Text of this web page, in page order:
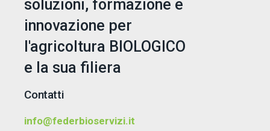
soluzioni, formazione e
innovazione per
l'agricoltura BIOLOGICO
e la sua filiera
Contatti
info@federbioservizi.it